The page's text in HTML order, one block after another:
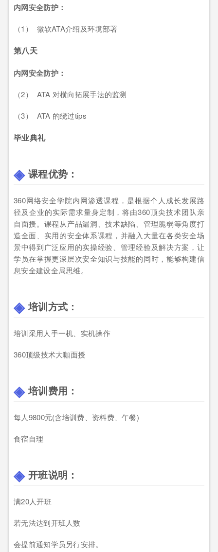
内网安全防护：
（1） 微软ATA介绍及环境部署
第八天
内网安全防护：
（2） ATA 对横向拓展手法的监测
（3） ATA 的绕过tips
毕业典礼
课程优势：
360网络安全学院内网渗透课程，是根据个人成长发展路
径及企业的实际需求量身定制，将由360顶尖技术团队亲
自面授。课程从产品漏洞、技术缺陷、管理脆弱等角度打
造全面、实用的安全体系课程，并融入大量在各类安全场
景中得到广泛应用的实操经验、管理经验及解决方案，让
学员在掌握更深层次安全知识与技能的同时，能够构建信
息安全建设全局思维。
培训方式：
培训采用人手一机、实机操作
360顶级技术大咖面授
培训费用：
每人9800元(含培训费、资料费、午餐)
食宿自理
开班说明：
满20人开班
若无法达到开班人数
会提前通知学员另行安排。